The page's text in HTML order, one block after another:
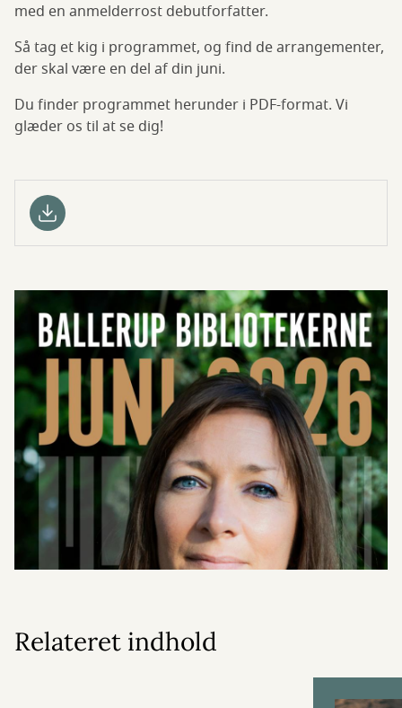
med en anmelderrost debutforfatter.
Så tag et kig i programmet, og find de arrangementer,
der skal være en del af din juni.
Du finder programmet herunder i PDF-format. Vi
glæder os til at se dig!
Relateret indhold